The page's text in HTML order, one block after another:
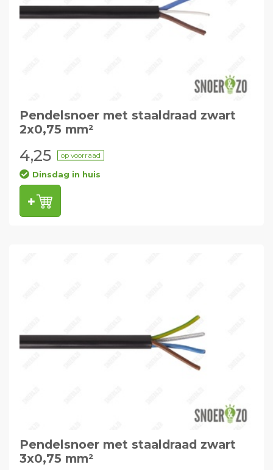
Pendelsnoer met staaldraad zwart
2x0,75 mm²
4,25 op voorraad
Dinsdag in huis
Pendelsnoer met staaldraad zwart
3x0,75 mm²